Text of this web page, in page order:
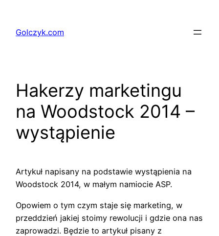
treściGolczyk.com
Hakerzy marketingu
na Woodstock 2014 –
wystąpienie
Artykuł napisany na podstawie wystąpienia na
Woodstock 2014, w małym namiocie ASP.
Opowiem o tym czym staje się marketing, w
przeddzień jakiej stoimy rewolucji i gdzie ona nas
zaprowadzi. Będzie to artykuł pisany z